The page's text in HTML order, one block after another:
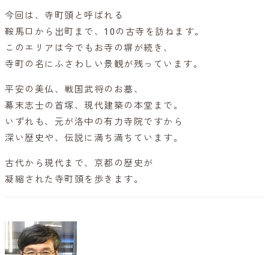
今回は、寺町頭と呼ばれる
鞍馬口から出町まで、10の古寺を訪ねます。
このエリアは今でもお寺の塀が続き、
寺町の名にふさわしい景観が残っています。
平安の美仏、戦国武将のお墓、
幕末志士の首塚、現代建築の本堂まで。
いずれも、元が洛中の有力寺院ですから
深い歴史や、伝説に満ち満ちています。
古代から現代まで、京都の歴史が
凝縮された寺町頭を歩きます。